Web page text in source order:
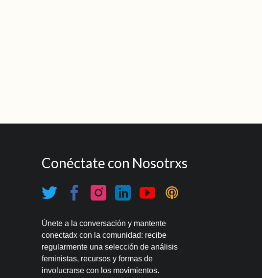
Conéctate con Nosotrxs
Únete a la conversación y mantente
conectadx con la comunidad: recibe
regularmente una selección de análisis
feministas, recursos y formas de
involucrarse con los movimientos.